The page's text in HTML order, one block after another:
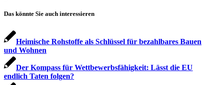
Das könnte Sie auch interessieren
Heimische Rohstoffe als Schlüssel für bezahlbares Bauen
und Wohnen
Der Kompass für Wettbewerbsfähigkeit: Lässt die EU
endlich Taten folgen?